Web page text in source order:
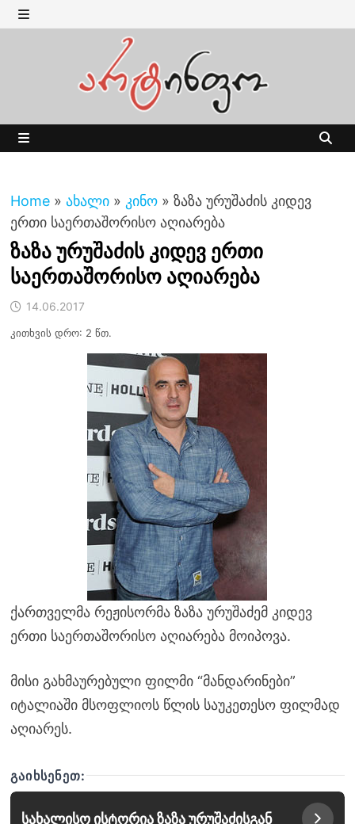
Skip
to MENU
Home » ახალი » კინო » ზაზა ურუშაძის კიდევ
ერთი საერთაშორისო აღიარება
ზაზა ურუშაძის კიდევ ერთი
საერთაშორისო აღიარება
14.06.2017
კითხვის დრო: 2 წთ.
ქართველმა რეჟისორმა ზაზა ურუშაძემ კიდევ
ერთი საერთაშორისო აღიარება მოიპოვა.
მისი გახმაურებული ფილმი “მანდარინები”
იტალიაში მსოფლიოს წლის საუკეთესო ფილმად
აღიარეს.
ᲒᲐᲘᲮᲡᲔᲜᲔᲗ:
სახალისო ისტორია ზაზა ურუშაძისგან